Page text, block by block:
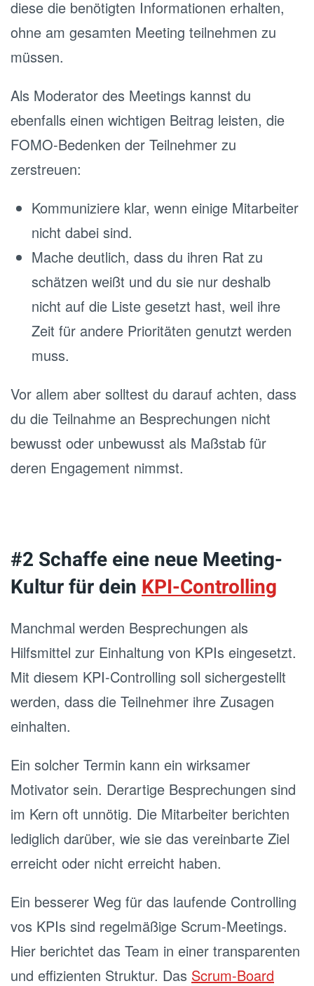
diese die benötigten Informationen erhalten,
ohne am gesamten Meeting teilnehmen zu
müssen.
Als Moderator des Meetings kannst du
ebenfalls einen wichtigen Beitrag leisten, die
FOMO-Bedenken der Teilnehmer zu
zerstreuen:
Kommuniziere klar, wenn einige Mitarbeiter
nicht dabei sind.
Mache deutlich, dass du ihren Rat zu
schätzen weißt und du sie nur deshalb
nicht auf die Liste gesetzt hast, weil ihre
Zeit für andere Prioritäten genutzt werden
muss.
Vor allem aber solltest du darauf achten, dass
du die Teilnahme an Besprechungen nicht
bewusst oder unbewusst als Maßstab für
deren Engagement nimmst.
#2 Schaffe eine neue Meeting-
Kultur für deinKPI-Controlling
Manchmal werden Besprechungen als
Hilfsmittel zur Einhaltung von KPIs eingesetzt.
Mit diesem KPI-Controlling soll sichergestellt
werden, dass die Teilnehmer ihre Zusagen
einhalten.
Ein solcher Termin kann ein wirksamer
Motivator sein. Derartige Besprechungen sind
im Kern oft unnötig. Die Mitarbeiter berichten
lediglich darüber, wie sie das vereinbarte Ziel
erreicht oder nicht erreicht haben.
Ein besserer Weg für das laufende Controlling
vos KPIs sind regelmäßige Scrum-Meetings.
Hier berichtet das Team in einer transparenten
und effizienten Struktur. Das Scrum-Board